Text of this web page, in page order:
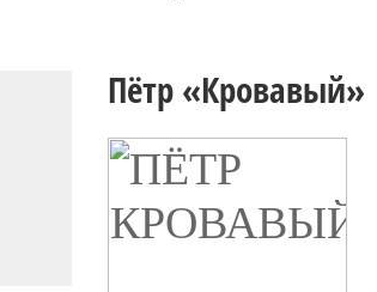
Пётр «Кровавый»